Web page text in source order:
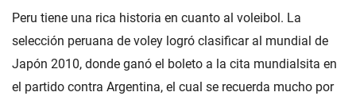
Peru tiene una rica historia en cuanto al voleibol. La
selección peruana de voley logró clasificar al mundial de
Japón 2010, donde ganó el boleto a la cita mundialsita en
el partido contra Argentina, el cual se recuerda mucho por